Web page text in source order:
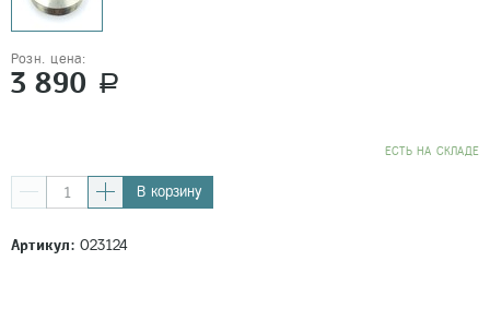
Розн. цена:
3 890 a
EСТЬ НА СКЛАДЕ
В корзину
Артикул:023124